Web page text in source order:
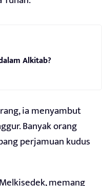
Alkitab?
ia menyambut
Banyak orang
perjamuan kudus
memang